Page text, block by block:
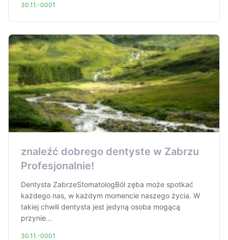
30.11.-0001
znaleźć dobrego dentyste w Zabrzu
Profesjonalnie!
Dentysta ZabrzeStomatologBól zęba może spotkać
każdego nas, w każdym momencie naszego życia. W
takiej chwili dentysta jest jedyną osoba mogącą
przynie...
30.11.-0001